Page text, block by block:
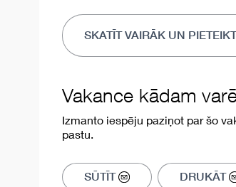
SKATĪT VAIRĀK UN
Vakance kādam
Izmanto iespēju paziņot par šo
pastu.
SŪTĪT DRUKĀT